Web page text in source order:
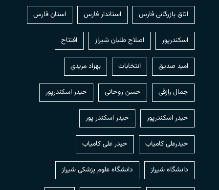
اتاق بازرگانی فارس استاندار فارس استان فارس
اسکندرپور اصلاح طلبان شیراز افتتاح
امید صدیق انتخابات بهزاد مریدی
جمال رازقی حسن روحانی حيدر اسكندرپور
حیدر اسکندرپور حیدر اسکندر پور
حیدرعلی کامیاب حیدر علی کامیاب
دانشگاه شیراز دانشگاه علوم پزشکی شیراز